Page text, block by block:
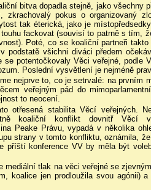
bitva dopadla stejně, jako všechny
zkrachovalý pokus o organizovaný
tak éterická, jako je
fackovat (souvisí to patrně s tím,
Poté, co se koaliční partneři
podstatě všichni diváci předem
potentočkovaly Věci veřejné, podle
Poslední vysvětlení je nejméně
nejprve to, co je setrvalé: na prvním
veřejným pád do
to neocení.
otřesená stabilita Věcí veřejných.
koaliční konflikt dovnitř Věcí
Peake Právu, vypadá v několika
strany v tomto konfliktu, oznámila,
příští konference VV by měla být
mediální tlak na věci veřejné se
koalice jen prodloužila svou agónii)